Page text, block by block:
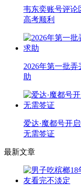
韦东奕账号评论
高考顺利
2026年第一批
助
爱达·魔都号开
无需签证
最新文章